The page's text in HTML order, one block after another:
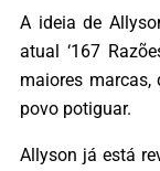
A ideia de
atual ‘167
maiores marcas,
povo potiguar.
Allyson já está